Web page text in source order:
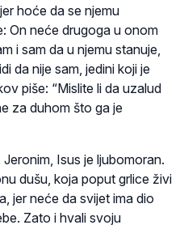
hoće da se njemu
On neće drugoga u onom
i sam da u njemu stanuje,
da nije sam, jedini koji je
piše: “Mislite li da uzalud
za duhom što ga je
Isus je ljubomoran.
dušu, koja poput grlice živi
jer neće da svijet ima dio
Zato i hvali svoju